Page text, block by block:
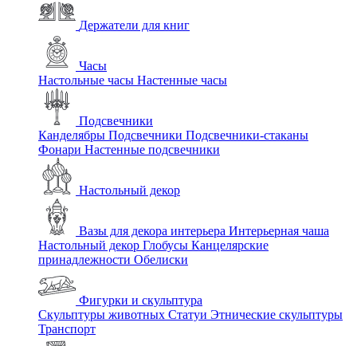
Держатели для книг
Часы
Настольные часы Настенные часы
Подсвечники
Канделябры Подсвечники Подсвечники-стаканы
Фонари Настенные подсвечники
Настольный декор
Вазы для декора интерьера Интерьерная чаша
Настольный декор Глобусы Канцелярские
принадлежности Обелиски
Фигурки и скульптура
Скульптуры животных Статуи Этнические скульптуры
Транспорт